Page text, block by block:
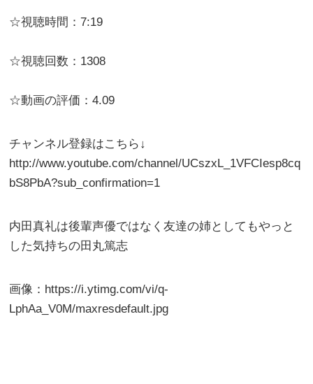
☆視聴時間：7:19
☆視聴回数：1308
☆動画の評価：4.09
チャンネル登録はこちら↓
http://www.youtube.com/channel/UCszxL_1VFCIesp8cq
bS8PbA?sub_confirmation=1
内田真礼は後輩声優ではなく友達の姉としてもやっと
した気持ちの田丸篤志
画像：https://i.ytimg.com/vi/q-
LphAa_V0M/maxresdefault.jpg